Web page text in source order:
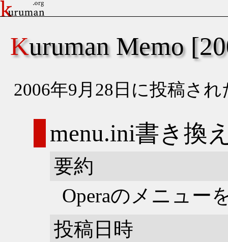
Kuruman Memo
2006年9月28日に投稿さ
menu.ini書き換
要約
Operaのメニュー
投稿日時